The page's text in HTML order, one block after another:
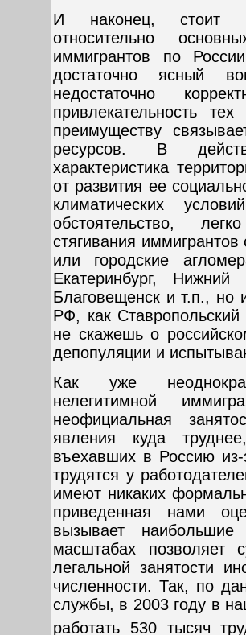
И наконец, стоит
относительно
иммигрантов по
достаточно ясный
недостаточно
привлекательность
преимуществу
ресурсов. В
характеристика
от развития ее
климатических
обстоятельство,
стягивания
или городские
Екатеринбург,
Благовещенск и т.п., но
РФ, как
не скажешь о
депопуляции и
Как уже
нелегитимной
неофициальная
явления куда
въехавших в Россию
трудятся у
имеют никаких
приведенная нами
вызывает
масштабах позволяет
легальной занятости
численности. Так, по
службы, в 2003 году в
работать 530 тысяч